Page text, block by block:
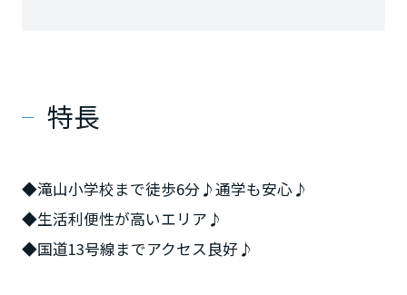
特長
◆滝山小学校まで徒歩6分♪通学も安心♪
◆生活利便性が高いエリア♪
◆国道13号線までアクセス良好♪